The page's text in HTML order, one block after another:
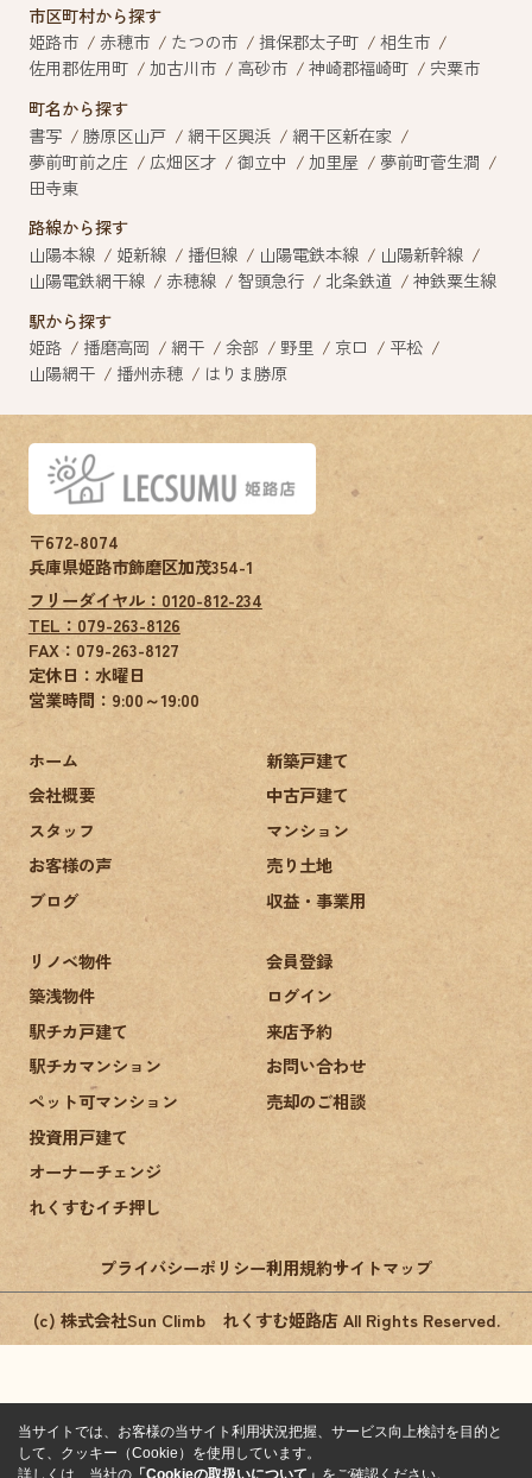
市区町村から探す
姫路市
赤穂市 たつの市 揖保郡太子町
相生市
佐用郡佐用町
加古川市 高砂市 神崎郡福崎町
宍粟市
町名から探す
書写
勝原区山戸 網干区興浜
網干区新在家
夢前町前之庄
広畑区才 御立中 加里屋
夢前町菅生澗
田寺東
路線から探す
山陽本線
姫新線 播但線 山陽電鉄本線
山陽新幹線
山陽電鉄網干線
赤穂線 智頭急行 北条鉄道
神鉄粟生線
駅から探す
姫路
播磨高岡 網干 余部 野里 京口
平松
山陽網干
播州赤穂 はりま勝原
〒672-8074
兵庫県姫路市飾磨区加茂354-1
フリーダイヤル：0120-812-234
TEL：079-263-8126
FAX： 079-263-8127
定休日：水曜日
営業時間：9:00～19:00
ホーム
会社概要
スタッフ
お客様の声
ブログ
新築戸建て
中古戸建て
マンション
売り土地
収益・事業用
リノベ物件
築浅物件
駅チカ戸建て
駅チカマンション
ペット可マンション
投資用戸建て
オーナーチェンジ
れくすむイチ押し
会員登録
ログイン
来店予約
お問い合わせ
売却のご相談
プライバシーポリシー利用規約サイトマップ
(c) 株式会社Sun Climb れくすむ姫路店 All Rights Reserved.
当サイトでは、お客様の当サイト利用状況把握、サービス向上検討を目的と
して、クッキー（Cookie）を使用しています。
詳しくは、当社の 「Cookieの取扱いについて」 をご確認ください。